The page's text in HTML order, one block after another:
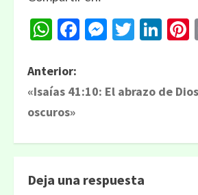
WhatsApp
Facebook
Anterior:
«Isaías 41:10: El abrazo de
oscuros»
Deja una respuesta